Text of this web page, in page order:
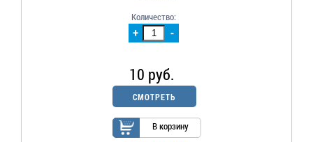
+ -
Количество:
10 руб.
СМОТРЕТЬ
В корзину